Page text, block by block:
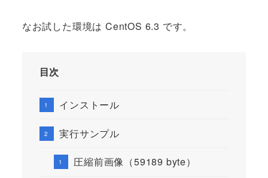
なお試した環境は CentOS 6.3 です。
目次
インストール
実行サンプル
圧縮前画像（59189 byte）